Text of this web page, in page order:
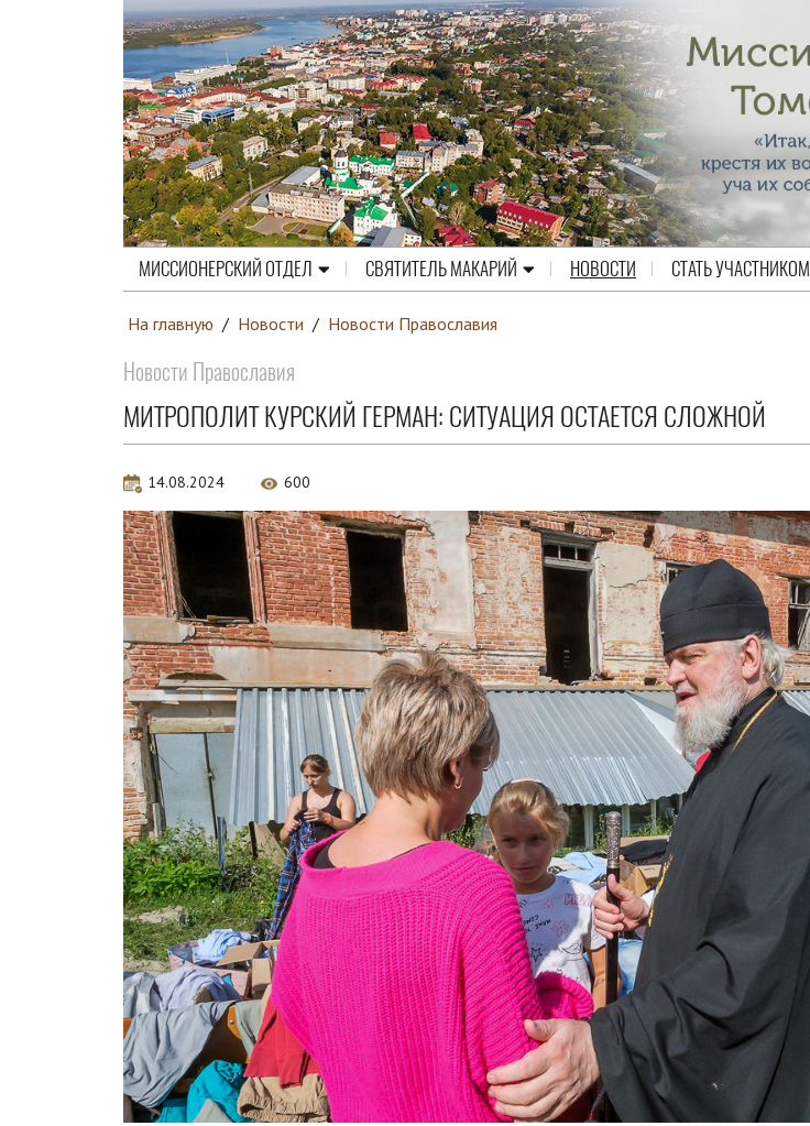
МИССИОНЕРСКИЙ ОТДЕЛ СВЯТИТЕЛЬ МАКАРИЙ НОВОСТИ СТАТЬ УЧАСТНИКОМ
На главную / Новости / Новости Православия
Новости Православия
МИТРОПОЛИТ КУРСКИЙ ГЕРМАН: СИТУАЦИЯ ОСТАЕТСЯ СЛОЖНОЙ
14.08.2024 600